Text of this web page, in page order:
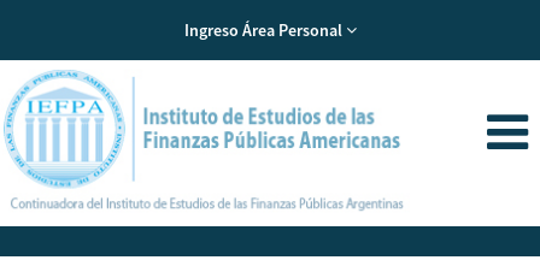
Ingreso Área Personal